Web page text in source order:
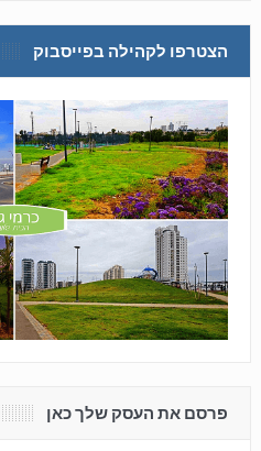
הצטרפו לקהילה בפייסבוק
פרסם את העסק שלך כאן